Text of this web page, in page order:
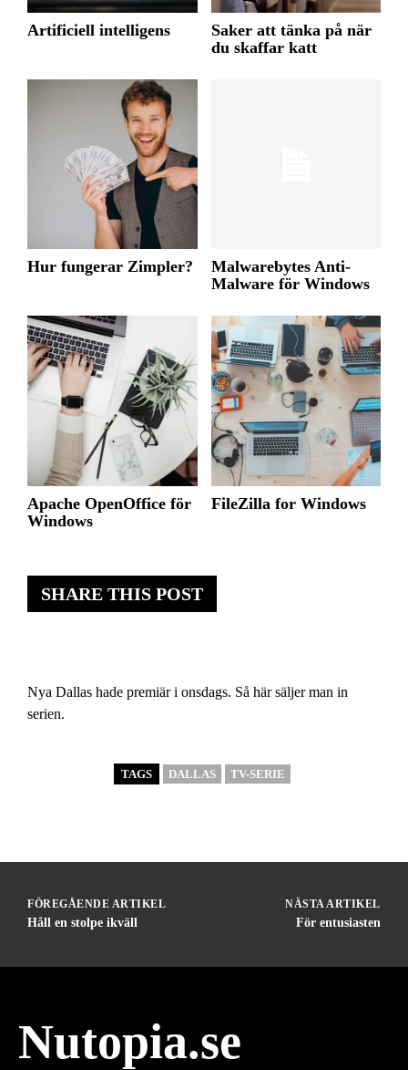
SHARE THIS POST
Nya Dallas hade premiär i onsdags. Så här säljer man in
serien.
TAGS DALLAS TV-SERIE
Artificiell intelligens
Saker att tänka på när
du skaffar katt
Hur fungerar Zimpler?
Malwarebytes Anti-
Malware för Windows
Apache OpenOffice för
Windows
FileZilla for Windows
FÖREGÅENDE ARTIKEL
Håll en stolpe ikväll
NÄSTA ARTIKEL
För entusiasten
Nutopia.se